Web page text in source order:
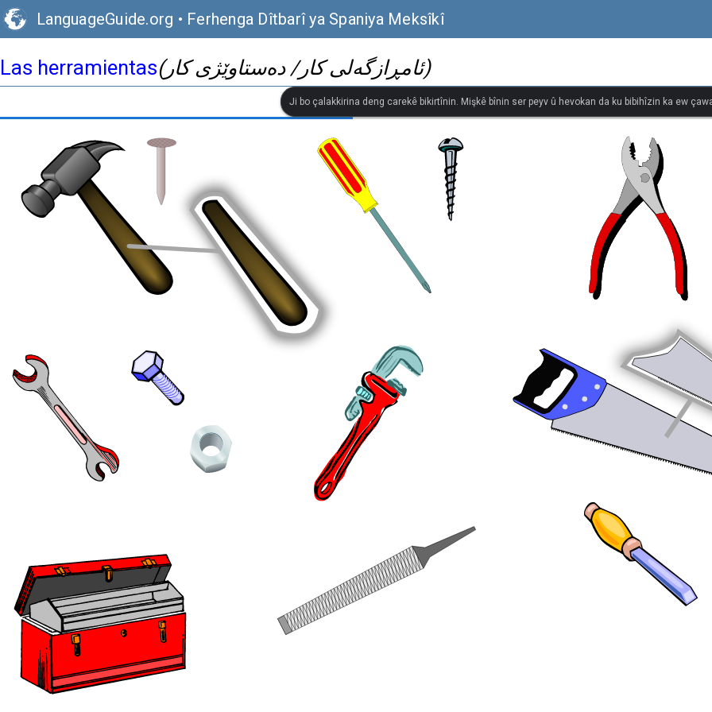
LanguageGuide.org • Ferhenga Dîtbarî ya Spaniya Meksîkî
Las herramientas (ئامڕازگەلی کار/ دەستاوێژی کار)
Ji bo çalakkirina deng carekê bikirtînin. Mişkê bînin ser peyv û hevokan da ku bibihîzin ka ew